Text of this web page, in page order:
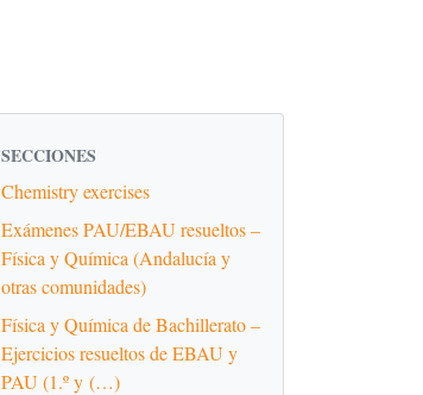
SECCIONES
Chemistry exercises
Exámenes PAU/EBAU resueltos –
Física y Química (Andalucía y
otras comunidades)
Física y Química de Bachillerato –
Ejercicios resueltos de EBAU y
PAU (1.º y (…)